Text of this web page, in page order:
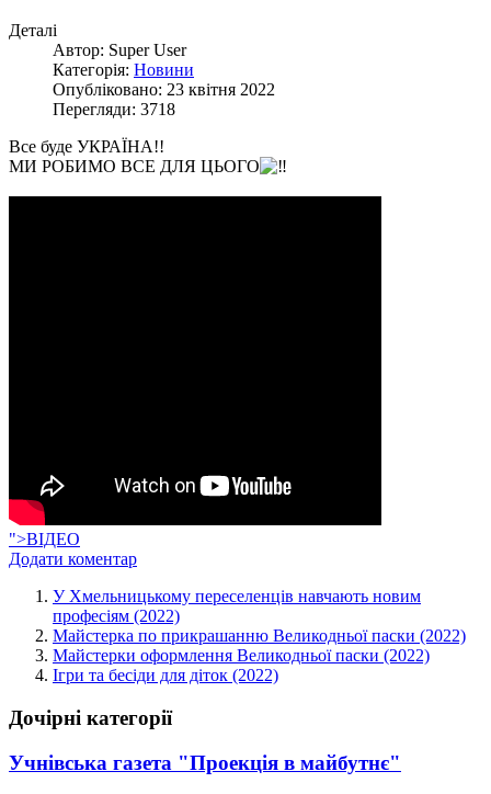
Деталі
Автор: Super User
Категорія: Новини
Опубліковано: 23 квітня 2022
Перегляди: 3718
Все буде УКРАЇНА!!
МИ РОБИМО ВСЕ ДЛЯ ЦЬОГО
">ВІДЕО
Додати коментар
У Хмельницькому переселенців навчають новим
професіям (2022)
Майстерка по прикрашанню Великодньої паски (2022)
Майстерки оформлення Великодньої паски (2022)
Ігри та бесіди для діток (2022)
Дочірні категорії
Учнівська газета "Проекція в майбутнє"